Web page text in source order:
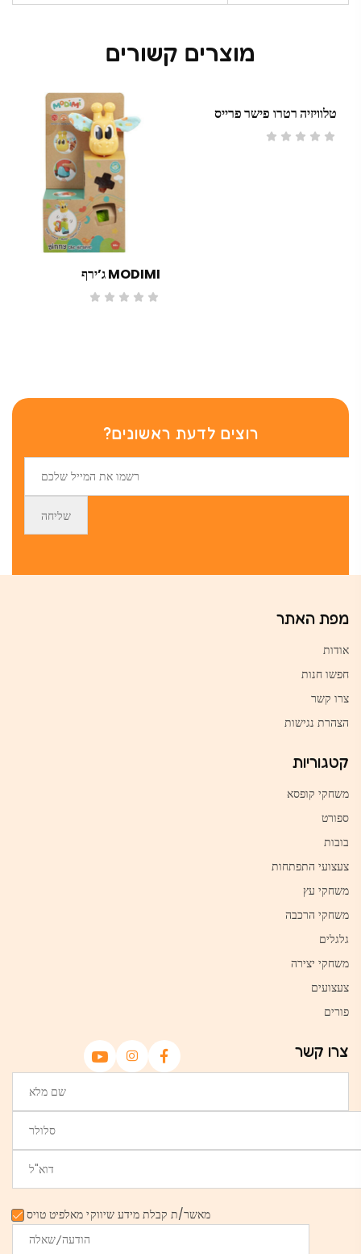
מוצרים קשורים
טלוויזיה רטרו פישר פרייס
MODIMI ג’ירף
רוצים לדעת ראשונים?
מפת האתר
אודות
חפשו חנות
צרו קשר
הצהרת נגישות
קטגוריות
משחקי קופסא
ספורט
בובות
צעצועי התפתחות
משחקי עץ
משחקי הרכבה
גלגלים
משחקי יצירה
צעצועים
פורים
צרו קשר
מאשר/ת קבלת מידע שיווקי מאלפיט טויס